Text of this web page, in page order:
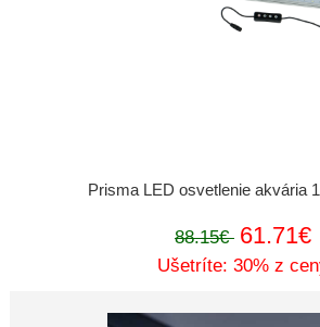
Prisma LED osvetlenie akvária
88.15€ 61.71€
Ušetríte: 30% z